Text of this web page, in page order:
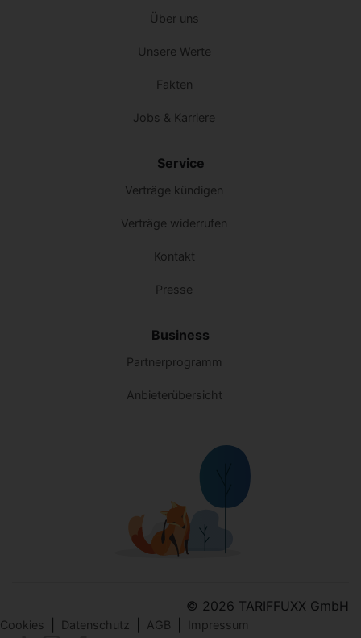
Über uns
Unsere Werte
Fakten
Jobs & Karriere
Service
Verträge kündigen
Verträge widerrufen
Kontakt
Presse
Business
Partnerprogramm
Anbieterübersicht
© 2026 TARIFFUXX GmbH
Cookies Datenschutz AGB Impressum